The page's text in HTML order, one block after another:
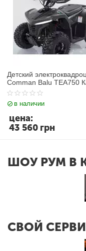
Детский
Comman Balu TEA750
в наличии
43 560 грн
цена:
ШОУ РУМ В
СВОЙ